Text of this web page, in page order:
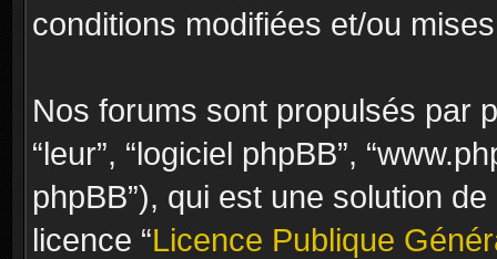
conditions modifiées et/ou
Nos forums sont propulsés par
“leur”, “logiciel phpBB”,
phpBB”), qui est une solution
licence “Licence Publique